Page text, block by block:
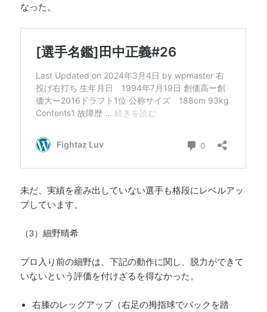
なった。
未だ、実績を産み出していない選手も格段にレベルアッ
プしています。
（3）細野晴希
プロ入り前の細野は、下記の動作に関し、脱力ができて
いないという評価を付けざるを得なかった。
右膝のレッグアップ（右足の拇指球でバックを踏